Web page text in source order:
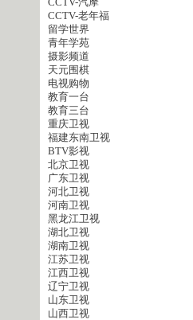
CCTV-老年福
留学世界
青年学苑
摄影频道
天元围棋
电视购物
教育一台
教育三台
重庆卫视
福建东南卫视
BTV影视
北京卫视
广东卫视
河北卫视
河南卫视
黑龙江卫视
湖北卫视
湖南卫视
江苏卫视
江西卫视
辽宁卫视
山东卫视
山西卫视